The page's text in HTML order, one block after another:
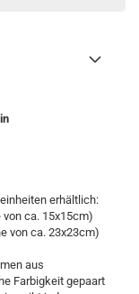
erhältlich:
ca. 15x15cm)
von ca. 23x23cm)
aus
Farbigkeit gepaart